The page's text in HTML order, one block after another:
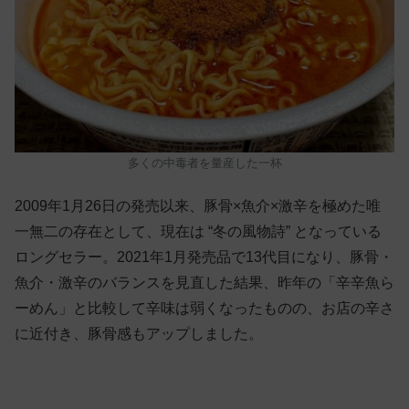
多くの中毒者を量産した一杯
2009年1月26日の発売以来、豚骨×魚介×激辛を極めた唯
一無二の存在として、現在は “冬の風物詩” となっている
ロングセラー。2021年1月発売品で13代目になり、豚骨・
魚介・激辛のバランスを見直した結果、昨年の「辛辛魚ら
ーめん」と比較して辛味は弱くなったものの、お店の辛さ
に近付き、豚骨感もアップしました。